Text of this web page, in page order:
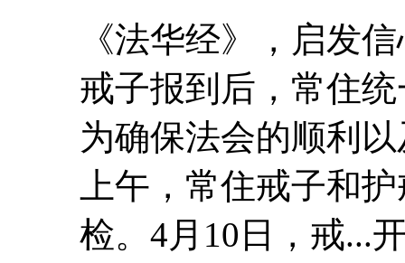
《法华经》，启发
戒子报到后，常住
为确保法会的顺利
上午，常住戒子和护
检。4月10日，戒...